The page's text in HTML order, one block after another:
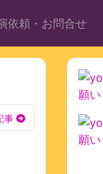
依頼・お問合せ
事